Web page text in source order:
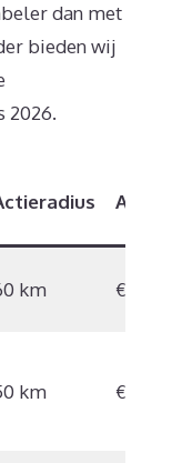
dan met
bieden wij
2026.
km
km